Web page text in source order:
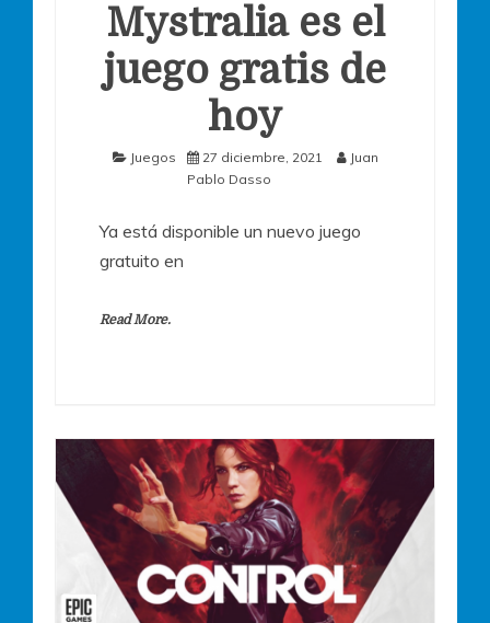
Mystralia es el
juego gratis de
hoy
Juegos 27 diciembre, 2021
Juan
Pablo Dasso
Ya está disponible un nuevo juego
gratuito en
Read More.